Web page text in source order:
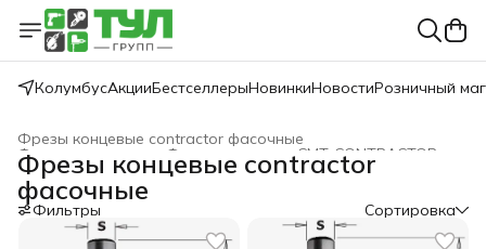
КолумбусАкцииБестселлерыНовинкиНовостиРозничный
Фрезы концевые contractor фасочные
Фрезы концевые CMT-CONTRACTOR
Фрезы концевые
Фрезы ›
CMT ›
Главная ›
Фрезы концевые contractor
фасочные
Фильтры Сортировка